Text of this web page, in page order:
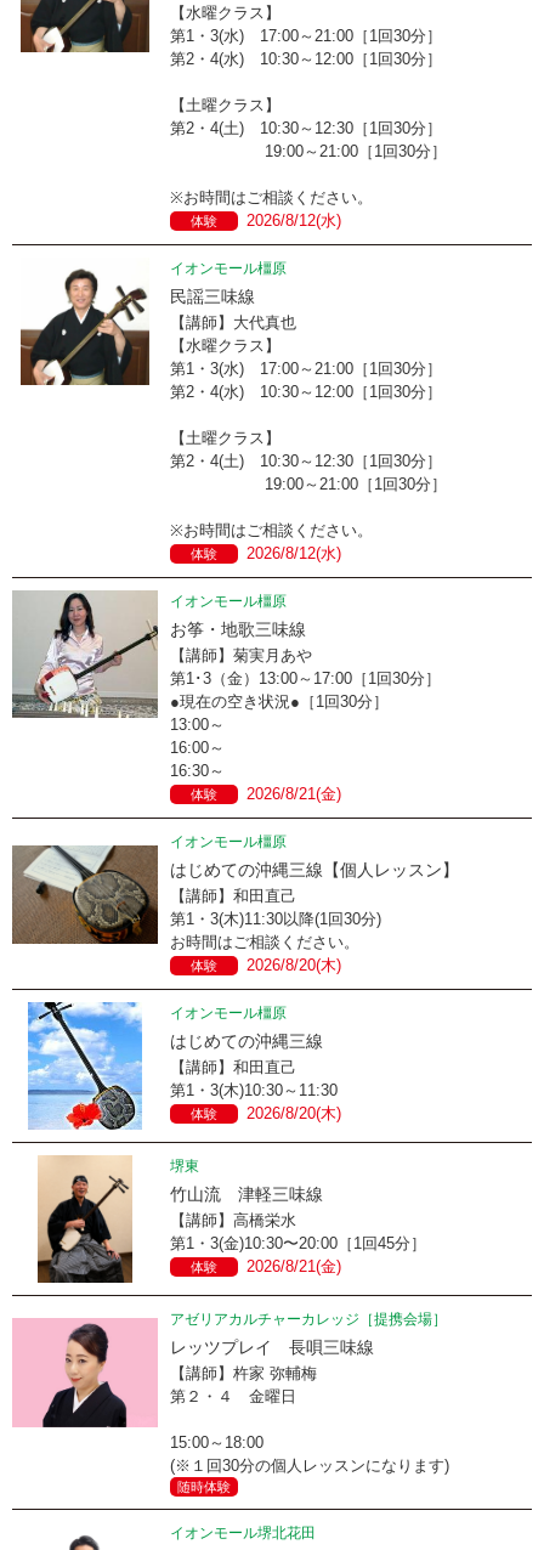
【水曜クラス】
第1・3(水) 17:00～21:00［1回30分］
第2・4(水) 10:30～12:00［1回30分］
【土曜クラス】
第2・4(土) 10:30～12:30［1回30分］
19:00～21:00［1回30分］
※お時間はご相談ください。
体験 2026/8/12(水)
イオンモール橿原
民謡三味線
【講師】大代真也
【水曜クラス】
第1・3(水) 17:00～21:00［1回30分］
第2・4(水) 10:30～12:00［1回30分］
【土曜クラス】
第2・4(土) 10:30～12:30［1回30分］
19:00～21:00［1回30分］
※お時間はご相談ください。
体験 2026/8/12(水)
イオンモール橿原
お筝・地歌三味線
【講師】菊実月あや
第1･3（金）13:00～17:00［1回30分］
●現在の空き状況●［1回30分］
13:00～
16:00～
16:30～
体験 2026/8/21(金)
イオンモール橿原
はじめての沖縄三線【個人レッスン】
【講師】和田直己
第1・3(木)11:30以降(1回30分)
お時間はご相談ください。
体験 2026/8/20(木)
イオンモール橿原
はじめての沖縄三線
【講師】和田直己
第1・3(木)10:30～11:30
体験 2026/8/20(木)
堺東
竹山流 津軽三味線
【講師】高橋栄水
第1・3(金)10:30〜20:00［1回45分］
体験 2026/8/21(金)
アゼリアカルチャーカレッジ［提携会場］
レッツプレイ 長唄三味線
【講師】杵家 弥輔梅
第２・４ 金曜日
15:00～18:00
(※１回30分の個人レッスンになります)
随時体験
イオンモール堺北花田